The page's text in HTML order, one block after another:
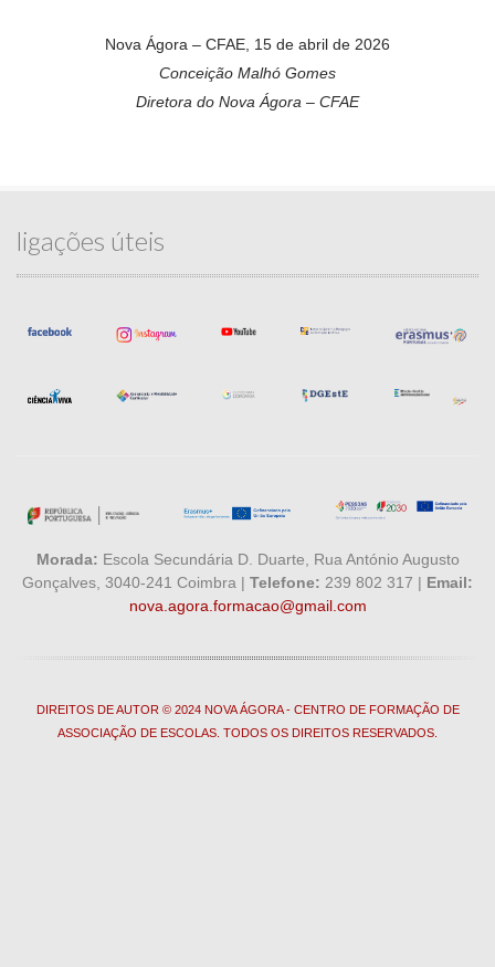
Nova Ágora – CFAE, 15 de abril de 2026
Conceição Malhó Gomes
Diretora do Nova Ágora – CFAE
ligações úteis
Morada: Escola Secundária D. Duarte, Rua António Augusto
Gonçalves, 3040-241 Coimbra | Telefone: 239 802 317 | Email:
nova.agora.formacao@gmail.com
DIREITOS DE AUTOR © 2024 NOVA ÁGORA - CENTRO DE FORMAÇÃO DE
ASSOCIAÇÃO DE ESCOLAS. TODOS OS DIREITOS RESERVADOS.